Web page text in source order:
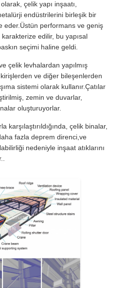
çelik yapı inşaatı,
endüstrilerini birleşik bir
eder.Üstün performans ve geniş
edilir, bu yapısal
seçimi haline geldi.
çelik levhalardan yapılmış
ve diğer bileşenlerden
sistemi olarak kullanır.Çatılar
zemin ve duvarlar,
oluşturuyorlar.
karşılaştırıldığında, çelik binalar,
fazla deprem direnci,ve
nedeniyle inşaat atıklarını